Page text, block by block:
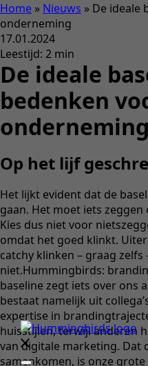
Home » Nieuws » De ideale
onderneming
17.01.2024
Leestijd: 2 min
De ideale
bedenken
onderneming
Op het lijf
Het lijkt evident dat de
gaan. Het moet iets
Kies dus niet voor
omdat het goed klinkt.
catchy klinken – graag
niet.Hummingbirds:
baseline zegt iets over ons
bestaat namelijk uit
expertise in
huisstijlen, terwijl anderen
van digitale marketing. Dat
samenkomen, is onze